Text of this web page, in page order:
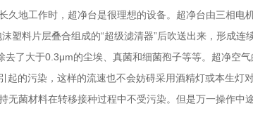
久地工作时，超净台是很理想的设备。超净台由三相电
塑料片层叠合组成的“超级滤清器”后吹送出来，形成连
去了大于0.3μm的尘埃、真菌和细菌孢子等等。超净空气
起的污染，这样的流速也不会妨碍采用酒精灯或本生灯
无菌材料在转移接种过程中不受污染。但是万一操作中